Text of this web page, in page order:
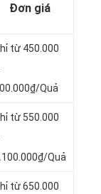
Đơn giá
từ 450.000
Quả
từ 550.000
Quả
từ 650.000